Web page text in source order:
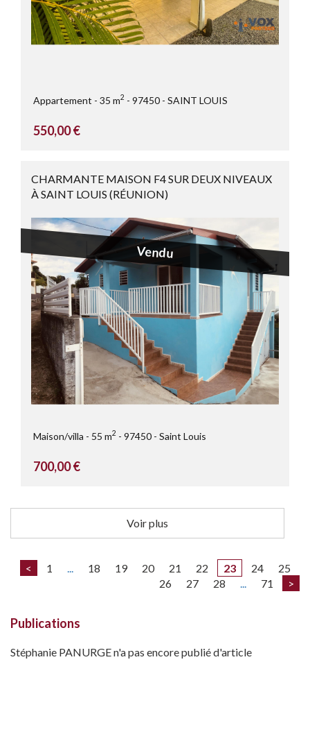
Appartement 35 m2 97450 SAINT LOUIS
550,00 €
CHARMANTE MAISON F4 SUR DEUX NIVEAUX
À SAINT LOUIS (RÉUNION)
Vendu
Maison/villa 55 m2 97450 Saint Louis
700,00 €
Voir plus
< 1 18 19 20 21 22 23 24
25
26
27 28 71 >
Publications
Stéphanie PANURGE n'a pas encore publié d'article